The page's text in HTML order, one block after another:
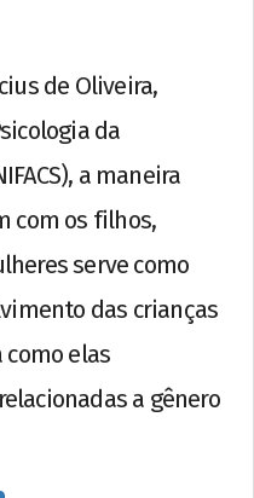
de Oliveira,
da
a maneira
com os filhos,
serve como
das crianças
elas
a gênero